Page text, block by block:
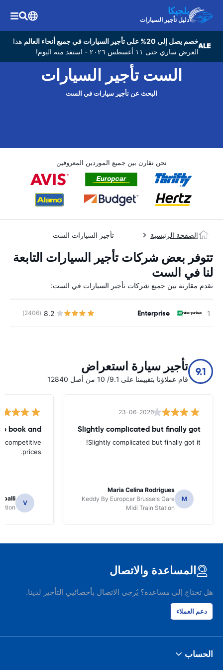
بلجيكا
دليل تأجير السيارات
خصم يصل إلى 20% على تأجير السيارات في جميع أنحاء العالم
هذا
العرض ساري حتى ١١ أغسطس ٢٠٢٦ - استفد منه اليوم!
الست تأجير السيارات
البحث عن تأجير سيارات في الست
نحن نقارن بين جميع الموردين المعروفين
الصفحة الرئيسية تأجير السيارات الست
تتوفر بعض شركات تأجير السيارات التابعة
لنا في الست
نقدم مقارنة بين جميع شركات تأجير السيارات في الست:
Enterprise
8.2
(2406)
9.1 تأجير سيارة استعراض
قام عملاؤنا بتقييمنا على 9.1/ 10 من أصل 12840
23-06-2026
Slightly complicated but finally got
Slightly complicated but finally got it!
M
Maria Celina Rodrigues
Keddy By Europcar Brussels Gare
Midi Train Station
book and
competitive
prices.
V
المساعدة والاتصال
هل تحتاج إلى مساعدة؟ يُرجى الاتصال بأخصائيي التأجير لدينا.
دعم العملاء
الحساب